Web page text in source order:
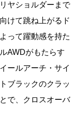
ヤショルダーまで
けて跳ね上がるド
って躍動感を持た
AWDがもたらす
ールアーチ・サイ
ブラックのクラッ
で、クロスオーバ